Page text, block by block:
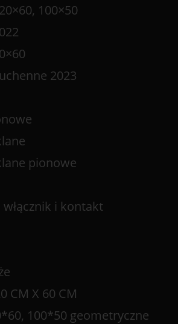
100×50
2023
pionowe
włącznik i kontakt
CM X 60 CM
100*50 geometryczne